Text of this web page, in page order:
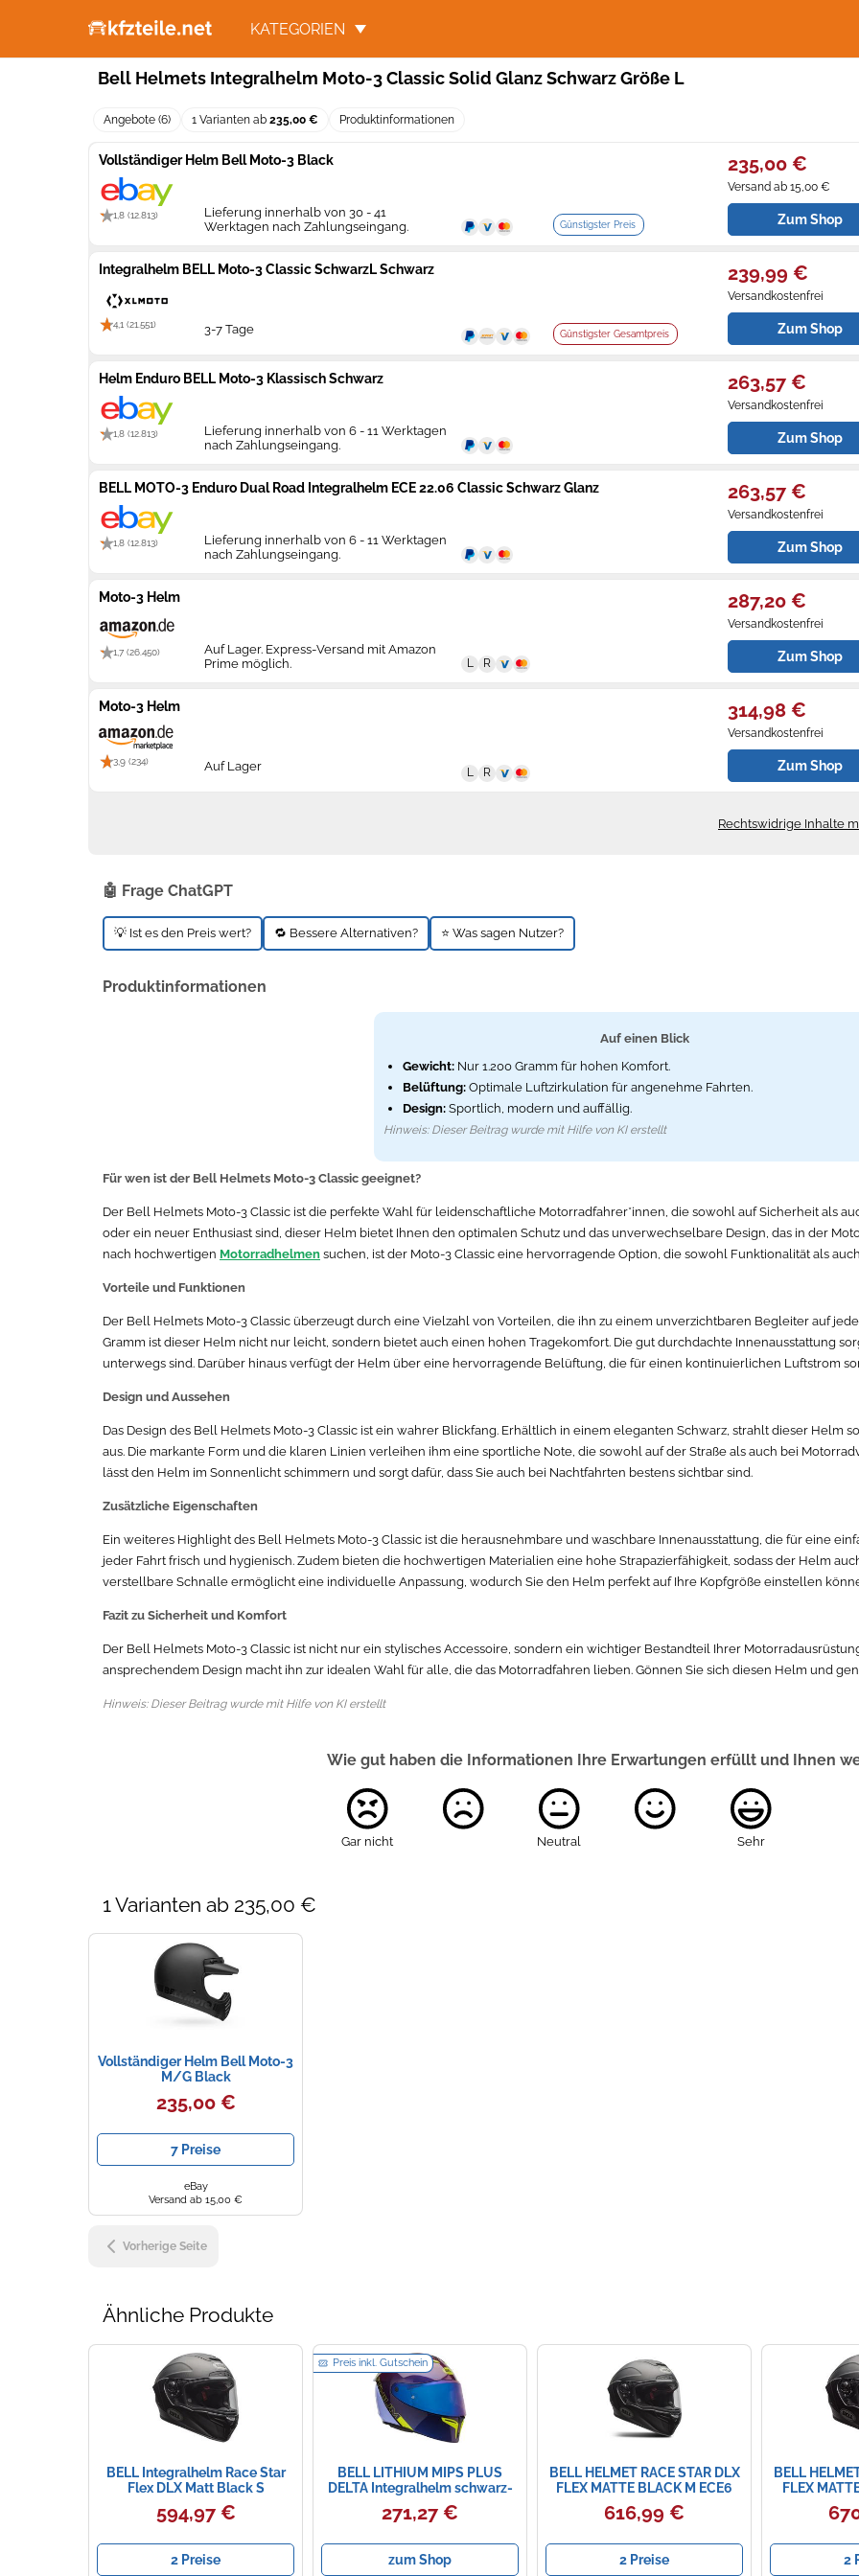
KATEGORIEN
Bell Helmets Integralhelm Moto-3 Classic Solid Glanz Schwarz Größe L
Angebote (6) 1 Varianten ab 235,00 € Produktinformationen
Vollständiger Helm Bell Moto-3 Black
1,8 (12.813)
Günstigster Preis
Lieferung innerhalb von 30 - 41
Werktagen nach Zahlungseingang.
235,00 €
Versand ab 15,00 €
Zum Shop
Integralhelm BELL Moto-3 Classic SchwarzL Schwarz
4,1 (21.551)
Günstigster Gesamtpreis
3-7 Tage
239,99 €
Versandkostenfrei
Zum Shop
Helm Enduro BELL Moto-3 Klassisch Schwarz
1,8 (12.813)
Lieferung innerhalb von 6 - 11 Werktagen
nach Zahlungseingang.
263,57 €
Versandkostenfrei
Zum Shop
BELL MOTO-3 Enduro Dual Road Integralhelm ECE 22.06 Classic Schwarz Glanz
1,8 (12.813)
Lieferung innerhalb von 6 - 11 Werktagen
nach Zahlungseingang.
263,57 €
Versandkostenfrei
Zum Shop
Moto-3 Helm
1,7 (26.450)
Auf Lager. Express-Versand mit Amazon
Prime möglich.
287,20 €
Versandkostenfrei
Zum Shop
Moto-3 Helm
3,9 (234) Auf Lager
314,98 €
Versandkostenfrei
Zum Shop
Rechtswidrige Inhalte
🤖 Frage ChatGPT
💡 Ist es den Preis wert? 🔁 Bessere Alternativen? ⭐ Was sagen Nutzer?
Produktinformationen
Auf einen Blick
Gewicht:Nur 1.200 Gramm für hohen Komfort.
Belüftung:Optimale Luftzirkulation für angenehme Fahrten.
Design:Sportlich, modern und auffällig.
Hinweis: Dieser Beitrag wurde mit Hilfe von KI erstellt
Für wen ist der Bell Helmets Moto-3 Classic geeignet?
Der Bell Helmets Moto-3 Classic ist die perfekte Wahl für leidenschaftliche Motorradfahrer*innen, die sowohl auf Sicherheit als
oder ein neuer Enthusiast sind, dieser Helm bietet Ihnen den optimalen Schutz und das unverwechselbare Design, das in der
nach hochwertigen Motorradhelmen suchen, ist der Moto-3 Classic eine hervorragende Option, die sowohl Funktionalität als
Vorteile und Funktionen
Der Bell Helmets Moto-3 Classic überzeugt durch eine Vielzahl von Vorteilen, die ihn zu einem unverzichtbaren Begleiter auf
Gramm ist dieser Helm nicht nur leicht, sondern bietet auch einen hohen Tragekomfort. Die gut durchdachte Innenausstattung
unterwegs sind. Darüber hinaus verfügt der Helm über eine hervorragende Belüftung, die für einen kontinuierlichen Luftstrom
Design und Aussehen
Das Design des Bell Helmets Moto-3 Classic ist ein wahrer Blickfang. Erhältlich in einem eleganten Schwarz, strahlt dieser Helm
aus. Die markante Form und die klaren Linien verleihen ihm eine sportliche Note, die sowohl auf der Straße als auch bei
lässt den Helm im Sonnenlicht schimmern und sorgt dafür, dass Sie auch bei Nachtfahrten bestens sichtbar sind.
Zusätzliche Eigenschaften
Ein weiteres Highlight des Bell Helmets Moto-3 Classic ist die herausnehmbare und waschbare Innenausstattung, die für eine
jeder Fahrt frisch und hygienisch. Zudem bieten die hochwertigen Materialien eine hohe Strapazierfähigkeit, sodass der Helm
verstellbare Schnalle ermöglicht eine individuelle Anpassung, wodurch Sie den Helm perfekt auf Ihre Kopfgröße einstellen
Fazit zu Sicherheit und Komfort
Der Bell Helmets Moto-3 Classic ist nicht nur ein stylisches Accessoire, sondern ein wichtiger Bestandteil Ihrer
ansprechendem Design macht ihn zur idealen Wahl für alle, die das Motorradfahren lieben. Gönnen Sie sich diesen Helm und
Hinweis: Dieser Beitrag wurde mit Hilfe von KI erstellt
Wie gut haben die Informationen Ihre Erwartungen erfüllt und Ihnen
Gar nicht Neutral Sehr
1 Varianten ab 235,00 €
Vollständiger Helm Bell Moto-3
M/G Black
235,00 €
7 Preise
eBay
Versand ab 15,00 €
Vorherige Seite
Ähnliche Produkte
BELL Integralhelm Race Star
Flex DLX Matt Black S
594,97 €
2 Preise
Preis inkl. Gutschein
BELL LITHIUM MIPS PLUS
DELTA Integralhelm schwarz-
271,27 €
zum Shop
BELL HELMET RACE STAR DLX
FLEX MATTE BLACK M ECE6
616,99 €
2 Preise
BELL
FLEX
2